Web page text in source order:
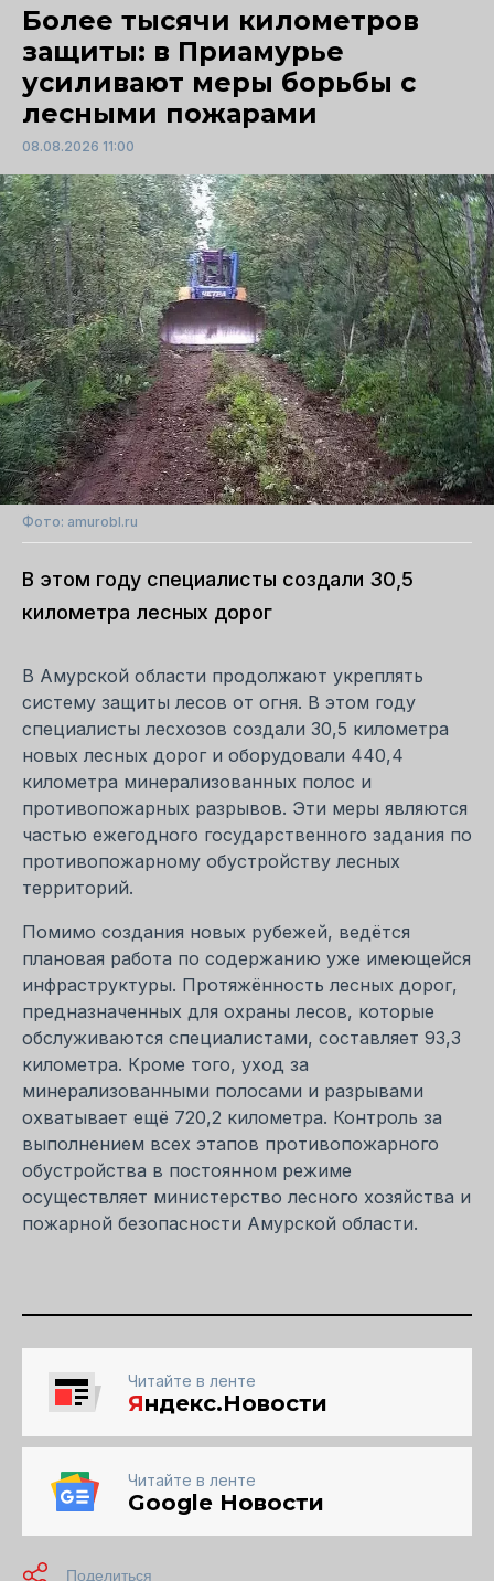
Более тысячи километров
защиты: в Приамурье
усиливают меры борьбы с
лесными пожарами
08.08.2026 11:00
Фото: amurobl.ru
В этом году специалисты создали 30,5
километра лесных дорог
В Амурской области продолжают укреплять
систему защиты лесов от огня. В этом году
специалисты лесхозов создали 30,5 километра
новых лесных дорог и оборудовали 440,4
километра минерализованных полос и
противопожарных разрывов. Эти меры являются
частью ежегодного государственного задания по
противопожарному обустройству лесных
территорий.
Помимо создания новых рубежей, ведётся
плановая работа по содержанию уже имеющейся
инфраструктуры. Протяжённость лесных дорог,
предназначенных для охраны лесов, которые
обслуживаются специалистами, составляет 93,3
километра. Кроме того, уход за
минерализованными полосами и разрывами
охватывает ещё 720,2 километра. Контроль за
выполнением всех этапов противопожарного
обустройства в постоянном режиме
осуществляет министерство лесного хозяйства и
пожарной безопасности Амурской области.
Читайте в ленте
Яндекс.Новости
Читайте в ленте
Google Новости